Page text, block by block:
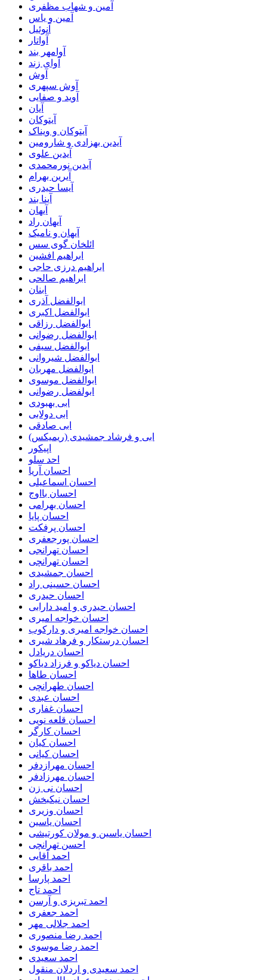
آمین و شهاب مظفری
آمین و یاس
آنوئیل
آواتار
آوامهر بند
آوای زند
آوش
آوش سپهری
آوید و صفایی
آیان
آیتوکان
آیتوکان و ویناک
آیدین بهزادی و شارومین
آیدین علوی
آیدین نورمحمدی
آیرین بهرام
آیسا حیدری
آینا بند
آیهان
آیهان راد
آیهان و نامیک
ائلخان گوی سس
ابراهیم افشین
ابراهیم درزی حاجی
ابراهیم صالحی
ابنان
ابوالفضل آذری
ابوالفضل اکبری
ابوالفضل رزاقی
ابوالفضل رضوانی
ابوالفضل سیفی
ابوالفضل شیروانی
ابوالفضل مهربان
ابوالفضل موسوی
ابولفضل رضوانی
ابی بهبودی
ابی دولابی
ابی صادقی
ابی و فرشاد جمشیدی (ریمیکس)
اپیکور
احد سلو
احسان آریا
احسان اسماعیلی
احسان بااوج
احسان بهرامی
احسان پایا
احسان پرفکت
احسان پورجعفری
احسان تهرانجی
احسان تهرانچی
احسان جمشیدی
احسان حسینی راد
احسان حیدری
احسان حیدری و امید دارابی
احسان خواجه امیری
احسان خواجه امیری و دارکوب
احسان درستكار و فرهاد شيرى
احسان دریادل
احسان دیاکو و فرزاد دیاکو
احسان طاها
احسان طهرانچی
احسان عبدی
احسان غفاری
احسان قلعه نویی
احسان کارگر
احسان کیان
احسان کیانی
احسان مهرازدفر
احسان مهرزادفر
احسان نی زن
احسان نیکبخش
احسان وزیری
احسان یاسین
احسان یاسین و مولان کورتیشی
احسن تهرانچی
احمد آقایی
احمد باقری
احمد پارسا
احمد تاج
احمد تبریزی و آرسن
احمد جعفری
احمد جلالی مهر
احمد رضا منصوری
احمد رضا موسوی
احمد سعیدی
احمد سعیدی و اردلان منقول